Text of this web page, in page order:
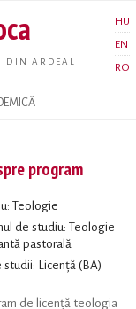
DIN ARDEAL
HU
EN
RO
program
Teologie
de studiu: Teologie
pastorală
studii: Licență (BA)
de licență teologia